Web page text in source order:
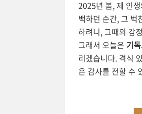
2025년 봄, 제 인
백하던 순간, 그 벅
하려니, 그때의 감
그래서 오늘은 기
리겠습니다. 격식
은 감사를 전할 수